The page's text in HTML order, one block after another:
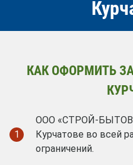
КАК ОФОРМИТЬ
1
ООО «СТРОЙ-
Курчатове во всей
ограничений.